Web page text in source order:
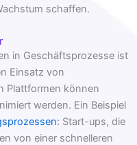
schaffen.
in Geschäftsprozesse ist
Einsatz von
Plattformen können
werden. Ein Beispiel
: Start-ups, die
von einer schnelleren